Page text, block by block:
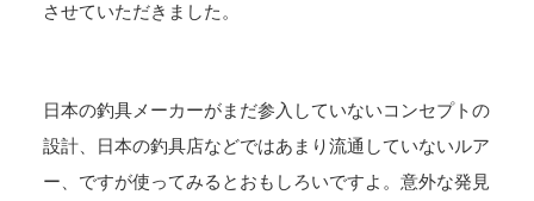
させていただきました。
日本の釣具メーカーがまだ参入していないコンセプトの
設計、日本の釣具店などではあまり流通していないルア
ー、ですが使ってみるとおもしろいですよ。意外な発見